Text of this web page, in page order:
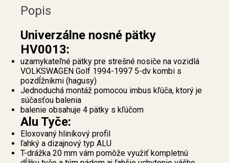
Popis
Univerzálne nosné pätky
HV0013:
uzamykateľné pätky pre strešné nosiče na vozidlá
VOLKSWAGEN Golf 1994-1997 5-dv kombi s
pozdĺžnikmi (hagusy)
Jednoduchá montáž pomocou imbus kľúča, ktorý je
súčasťou balenia
balenie obsahuje 4 pätky s kľúčom
Alu Tyče:
Eloxovaný hliníkový profil
ľahký a dizajnový typ ALU
T-drážka 20 mm vám pomôže využiť kompletnú